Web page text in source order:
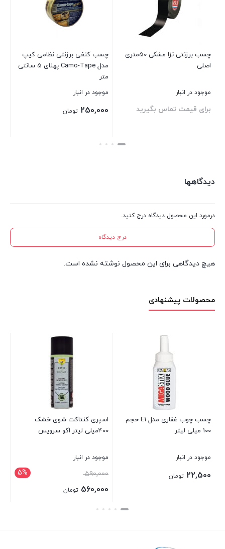
چسب برزنتی تزا مشکی 50متری
اصلی
موجود در انبار
برای قیمت تماس بگیرید
چسب کنفی برزنتی نظامی کیپ
مدل Camo-Tape پهنای 5 سانتی
متر
موجود در انبار
250,000 تومان
بستن
دیدگاهها
درمورد این محصول دیدگاه درج کنید.
درج دیدگاه
هیچ دیدگاهی برای این محصول نوشته نشده است.
محصولات پیشنهادی
چسب چوب غفاری مدل E1 حجم
100 میلی لیتر
موجود در انبار
22,500 تومان
اسپری کنتاکت شوی خشک
400میلی لیتر اکو سرویس
موجود در انبار
5% 590,000قیمت
اصلی:560,000 تومان
بستن